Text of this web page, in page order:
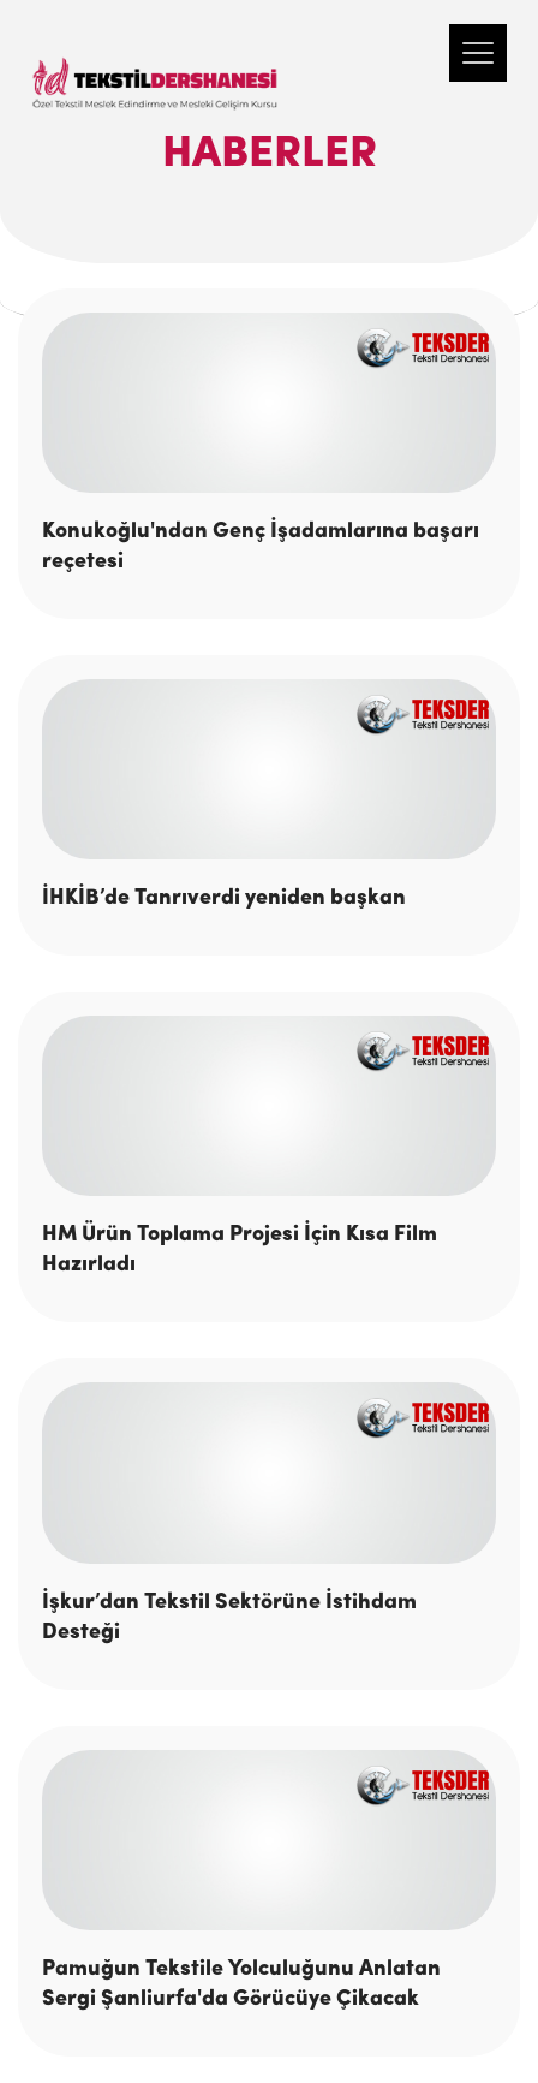
HABERLER
Konukoğlu'ndan Genç İşadamlarına başarı
reçetesi
İHKİB’de Tanrıverdi yeniden başkan
HM Ürün Toplama Projesi İçin Kısa Film
Hazırladı
İşkur’dan Tekstil Sektörüne İstihdam
Desteği
Pamuğun Tekstile Yolculuğunu Anlatan
Sergi Şanliurfa'da Görücüye Çikacak